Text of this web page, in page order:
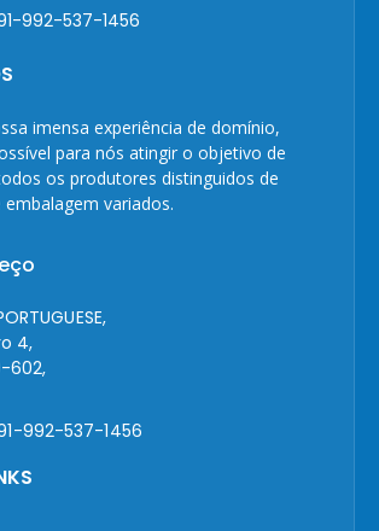
992-537-1456
imensa experiência de domínio,
para nós atingir o objetivo de
os produtores distinguidos de
variados.
4,
602,
992-537-1456